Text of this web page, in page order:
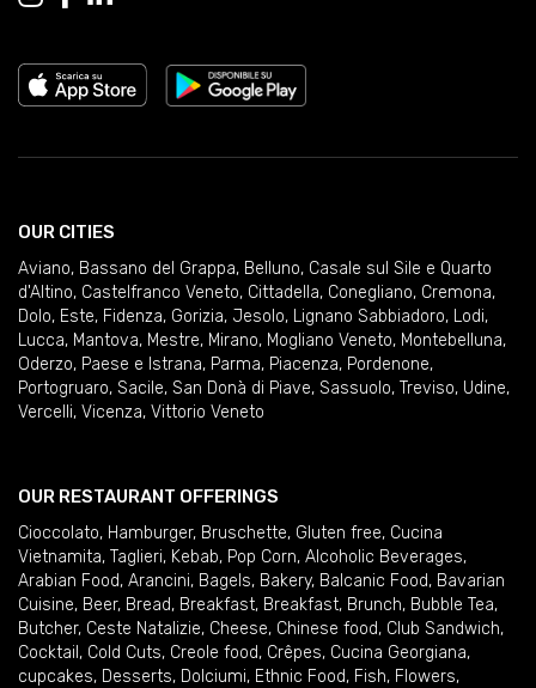
OUR CITIES
Aviano, Bassano del Grappa, Belluno, Casale sul Sile e Quarto
d'Altino, Castelfranco Veneto, Cittadella, Conegliano, Cremona,
Dolo, Este, Fidenza, Gorizia, Jesolo, Lignano Sabbiadoro, Lodi,
Lucca, Mantova, Mestre, Mirano, Mogliano Veneto, Montebelluna,
Oderzo, Paese e Istrana, Parma, Piacenza, Pordenone,
Portogruaro, Sacile, San Donà di Piave, Sassuolo, Treviso, Udine,
Vercelli, Vicenza, Vittorio Veneto
OUR RESTAURANT OFFERINGS
Cioccolato, Hamburger, Bruschette, Gluten free, Cucina
Vietnamita, Taglieri, Kebab, Pop Corn, Alcoholic Beverages,
Arabian Food, Arancini, Bagels, Bakery, Balcanic Food, Bavarian
Cuisine, Beer, Bread, Breakfast, Breakfast, Brunch, Bubble Tea,
Butcher, Ceste Natalizie, Cheese, Chinese food, Club Sandwich,
Cocktail , Cold Cuts, Creole food, Crêpes, Cucina Georgiana,
cupcakes, Desserts, Dolciumi, Ethnic Food, Fish, Flowers,